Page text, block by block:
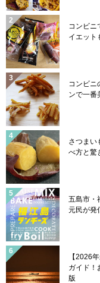
コンビニ
イエット
コンビニ
ンで一番
さつまい
べ方と驚
五島市・
元民が発
【2026
ガイド！
版